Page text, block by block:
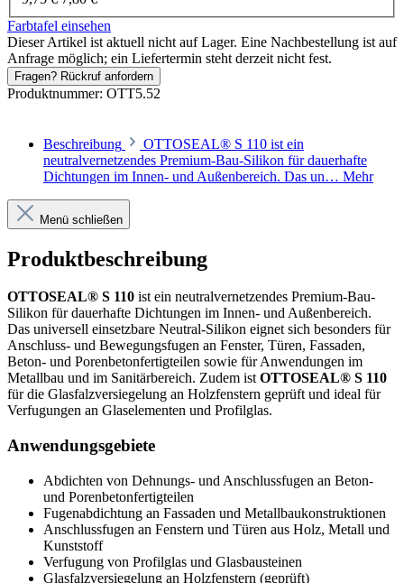
Farbtafel einsehen
Dieser Artikel ist aktuell nicht auf Lager. Eine Nachbestellung ist auf
Anfrage möglich; ein Liefertermin steht derzeit nicht fest.
Fragen? Rückruf anfordern
Produktnummer: OTT5.52
Beschreibung
OTTOSEAL® S 110 ist ein
neutralvernetzendes Premium-Bau-Silikon für dauerhafte
Dichtungen im Innen- und Außenbereich. Das un… Mehr
Menü schließen
Produktbeschreibung
OTTOSEAL® S 110 ist ein neutralvernetzendes Premium-Bau-
Silikon für dauerhafte Dichtungen im Innen- und Außenbereich.
Das universell einsetzbare Neutral-Silikon eignet sich besonders für
Anschluss- und Bewegungsfugen an Fenster, Türen, Fassaden,
Beton- und Porenbetonfertigteilen sowie für Anwendungen im
Metallbau und im Sanitärbereich. Zudem istOTTOSEAL® S 110
für die Glasfalzversiegelung an Holzfenstern geprüft und ideal für
Verfugungen an Glaselementen und Profilglas.
Anwendungsgebiete
Abdichten von Dehnungs- und Anschlussfugen an Beton-
und Porenbetonfertigteilen
Fugenabdichtung an Fassaden und Metallbaukonstruktionen
Anschlussfugen an Fenstern und Türen aus Holz, Metall und
Kunststoff
Verfugung von Profilglas und Glasbausteinen
Glasfalzversiegelung an Holzfenstern (geprüft)